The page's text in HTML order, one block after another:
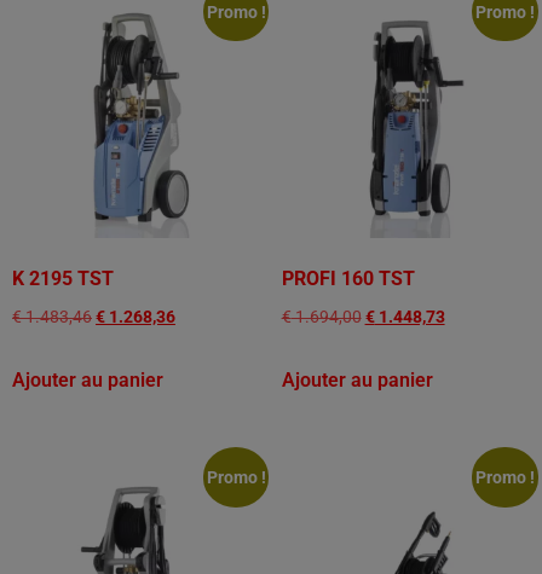
Promo !
K 2195 TST
€1.483,46€ 1.268,36
Ajouter au panier
Promo !
PROFI 160 TST
€1.694,00 €1.448,73
Ajouter au panier
Promo ! Promo !